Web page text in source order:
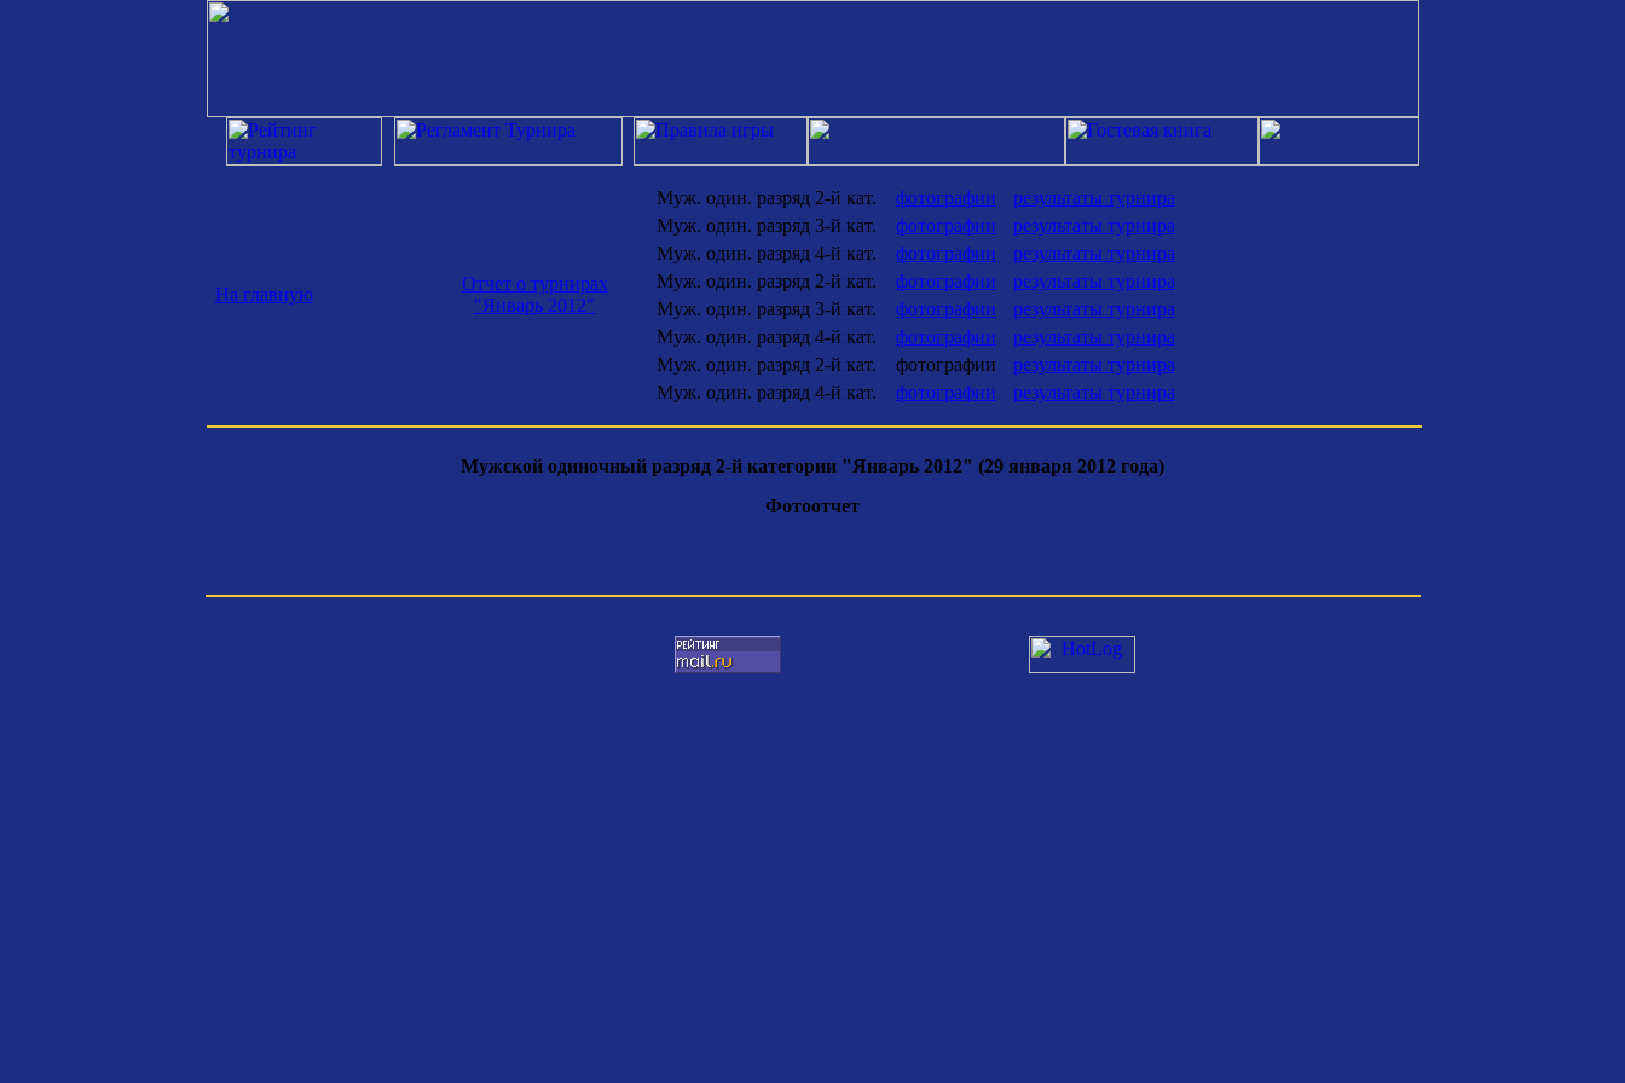
На главную
Отчет о турнирах
"Январь 2012"
Муж. один. разряд 2-й кат. фотографии
результаты турнира
Муж. один. разряд 3-й кат.
фотографии
результаты турнира
Муж. один. разряд 4-й кат.
фотографии
результаты турнира
Муж. один. разряд 2-й кат.
фотографии
результаты турнира
Муж. один. разряд 3-й кат.
фотографии
результаты турнира
Муж. один. разряд 4-й кат.
фотографии
результаты турнира
Муж. один. разряд 2-й кат.
фотографии
результаты турнира
Муж. один. разряд 4-й кат.
фотографии результаты турнира
Мужской одиночный разряд 2-й категории "Январь 2012" (29 января 2012 года)
Фотоотчет